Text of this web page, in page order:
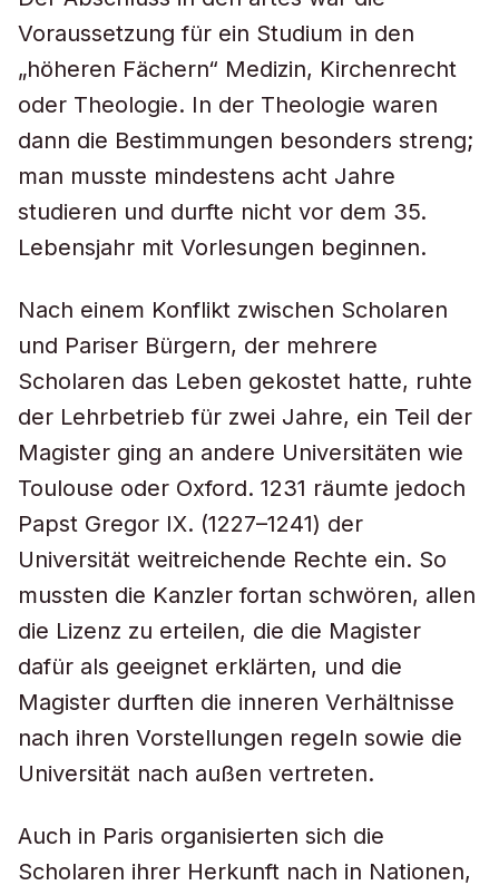
Voraussetzung für ein Studium in den
„höheren Fächern“ Medizin, Kirchenrecht
oder Theologie. In der Theologie waren
dann die Bestimmungen besonders streng;
man musste mindestens acht Jahre
studieren und durfte nicht vor dem 35.
Lebensjahr mit Vorlesungen beginnen.
Nach einem Konflikt zwischen Scholaren
und Pariser Bürgern, der mehrere
Scholaren das Leben gekostet hatte, ruhte
der Lehrbetrieb für zwei Jahre, ein Teil der
Magister ging an andere Universitäten wie
Toulouse oder Oxford. 1231 räumte jedoch
Papst Gregor IX. (1227–1241) der
Universität weitreichende Rechte ein. So
mussten die Kanzler fortan schwören, allen
die Lizenz zu erteilen, die die Magister
dafür als geeignet erklärten, und die
Magister durften die inneren Verhältnisse
nach ihren Vorstellungen regeln sowie die
Universität nach außen vertreten.
Auch in Paris organisierten sich die
Scholaren ihrer Herkunft nach in Nationen,